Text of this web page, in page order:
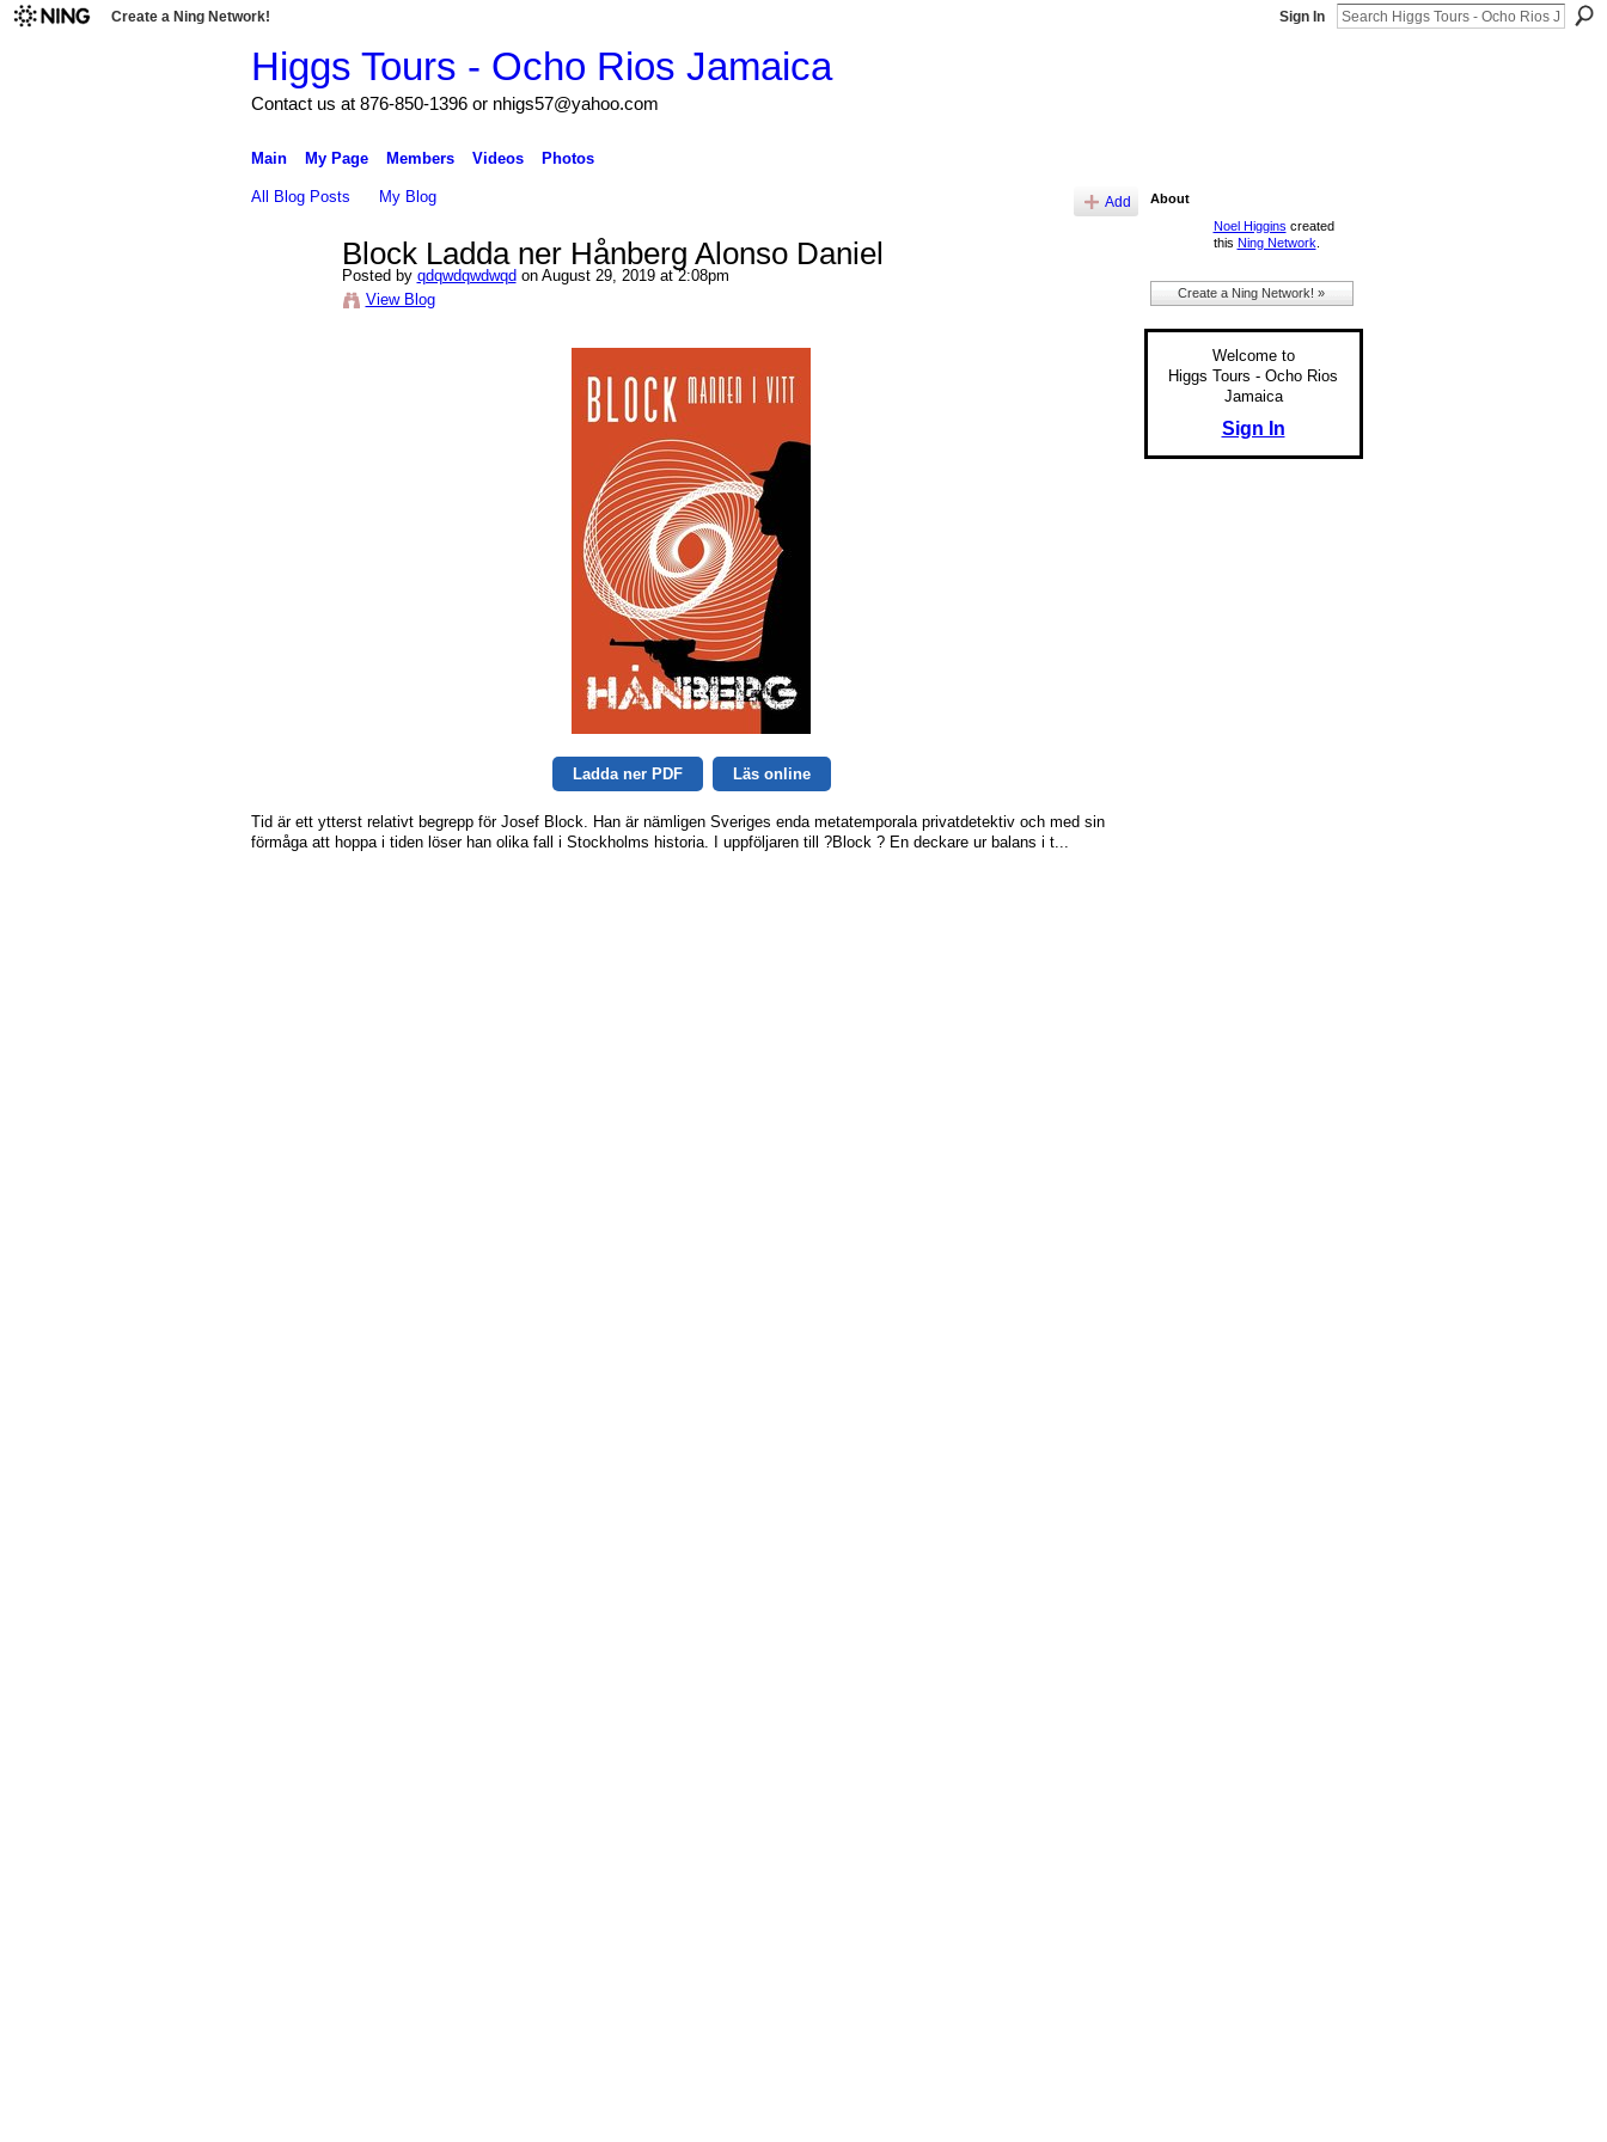
Create a Ning Network! Sign In
Higgs Tours - Ocho Rios Jamaica
Contact us at 876-850-1396 or nhigs57@yahoo.com
Main My Page Members Videos Photos
All Blog Posts My Blog Add
Block Ladda ner Hånberg Alonso Daniel
Posted by qdqwdqwdwqdon August 29, 2019 at 2:08pm
View Blog
Ladda ner PDF Läs online
Tid är ett ytterst relativt begrepp för Josef Block. Han är nämligen Sveriges enda metatemporala privatdetektiv och med sin
förmåga att hoppa i tiden löser han olika fall i Stockholms historia. I uppföljaren till ?Block ? En deckare ur balans i t...
About
Noel Higgins created
this Ning Network
Create a Ning Network! »
Welcome to
Higgs Tours - Ocho Rios
Jamaica
Sign In